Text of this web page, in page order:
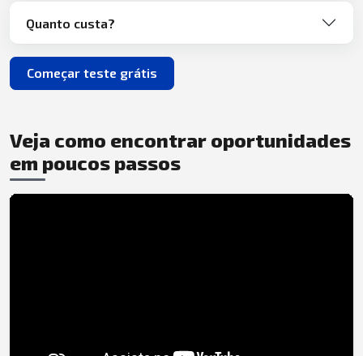
Quanto custa?
Começar teste grátis
Veja como encontrar oportunidades
em poucos passos